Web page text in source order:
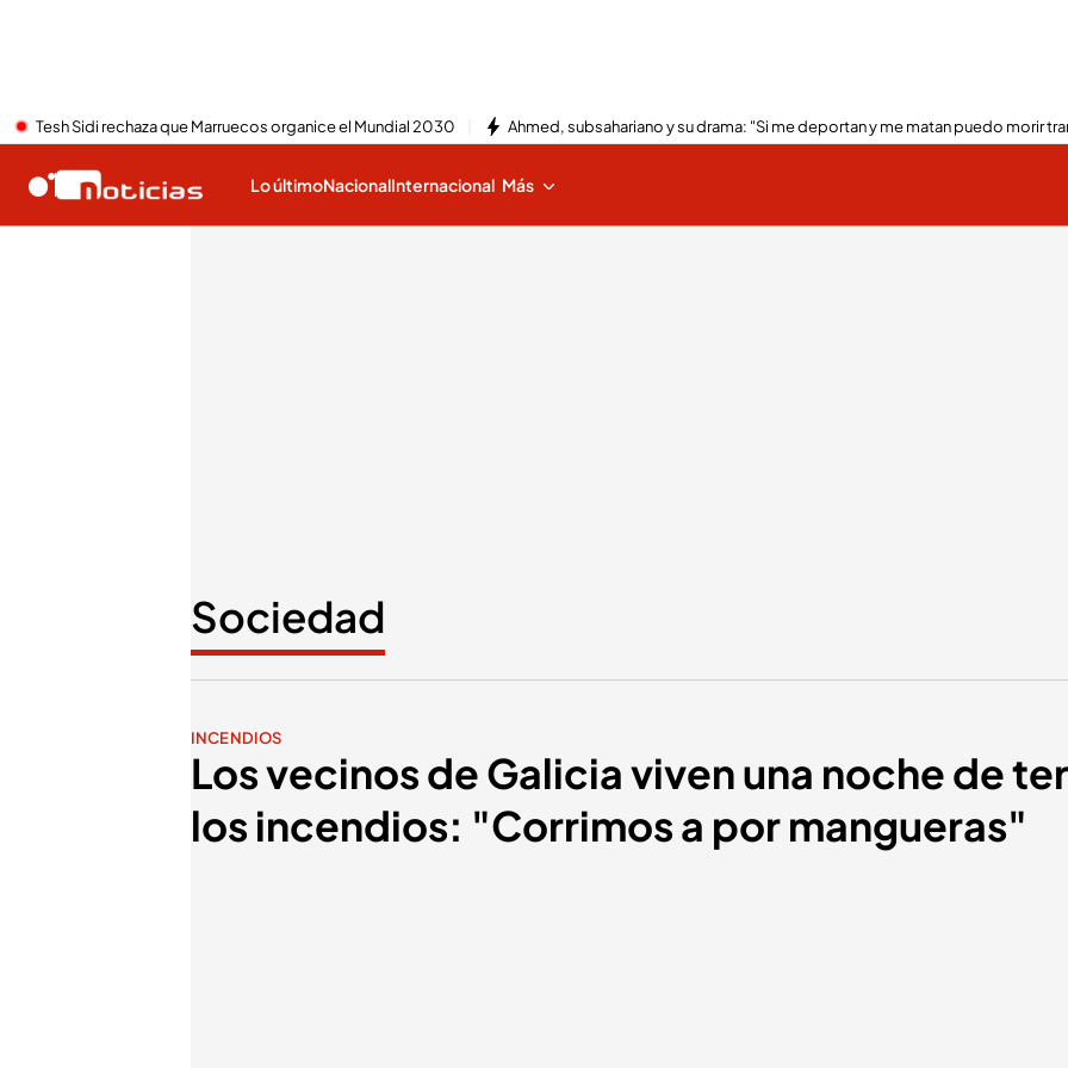
Tesh Sidi rechaza que Marruecos organice el Mundial 2030 Ahmed, subsahariano y su drama: "Si me deportan y me matan puedo morir
Lo últimoNacionalInternacional Más
Sociedad
INCENDIOS
Los vecinos de Galicia viven una noche de
los incendios: "Corrimos a por mangueras"